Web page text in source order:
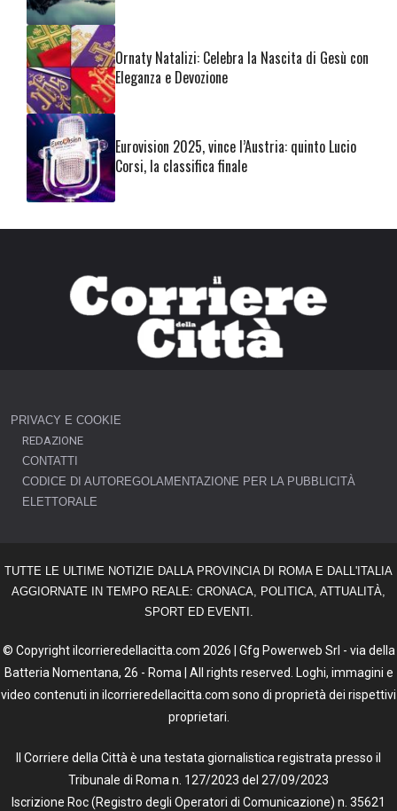
Ornaty Natalizi: Celebra la Nascita di Gesù con
Eleganza e Devozione
Eurovision 2025, vince l’Austria: quinto Lucio
Corsi, la classifica finale
PRIVACY E COOKIE
REDAZIONE
CONTATTI
CODICE DI AUTOREGOLAMENTAZIONE PER LA PUBBLICITÀ
ELETTORALE
TUTTE LE ULTIME NOTIZIE DALLA PROVINCIA DI ROMA E DALL'ITALIA
AGGIORNATE IN TEMPO REALE: CRONACA, POLITICA, ATTUALITÀ,
SPORT ED EVENTI.
© Copyright ilcorrieredellacitta.com 2026 | Gfg Powerweb Srl - via della
Batteria Nomentana, 26 - Roma | All rights reserved. Loghi, immagini e
video contenuti in ilcorrieredellacitta.com sono di proprietà dei rispettivi
proprietari.
Il Corriere della Città è una testata giornalistica registrata presso il
Tribunale di Roma n. 127/2023 del 27/09/2023
Iscrizione Roc (Registro degli Operatori di Comunicazione) n. 35621